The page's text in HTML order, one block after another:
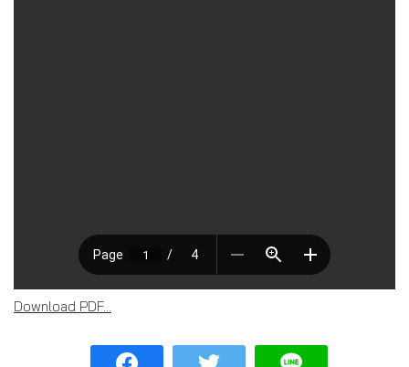
Download PDF...